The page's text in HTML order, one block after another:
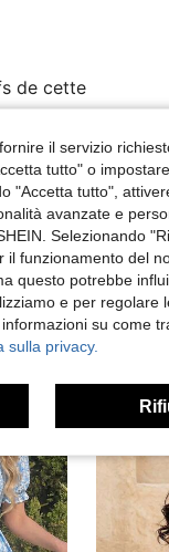
de cette
(0)
il servizio
tutto" o
"Accetta tutto",
avanzate e
Selezionando
funzionamento del
questo potrebbe
e per regolare
su come
sulla privacy.